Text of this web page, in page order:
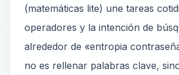
(matemáticas lite) une tareas
operadores y la intención de
alrededor de «entropia
no es rellenar palabras clave,